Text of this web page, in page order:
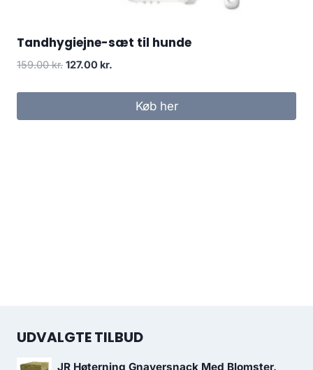
Tandhygiejne-sæt til hunde
159.00kr. Den
127.00 kr.
Køb her
UDVALGTE TILBUD
JR Høterning Gnaversnack Med Blomster,